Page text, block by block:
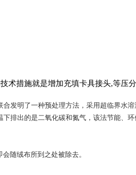
术措施就是增加充填卡具接头,等压
明了一种预处理方法，采用超临界水
排出的是二氧化碳和氮气，该法节能、
随绒布所到之处被除去。